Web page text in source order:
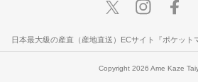
日本最大級の産直（産地直送）ECサイト『ポケット
Copyright 2026 Ame Kaze